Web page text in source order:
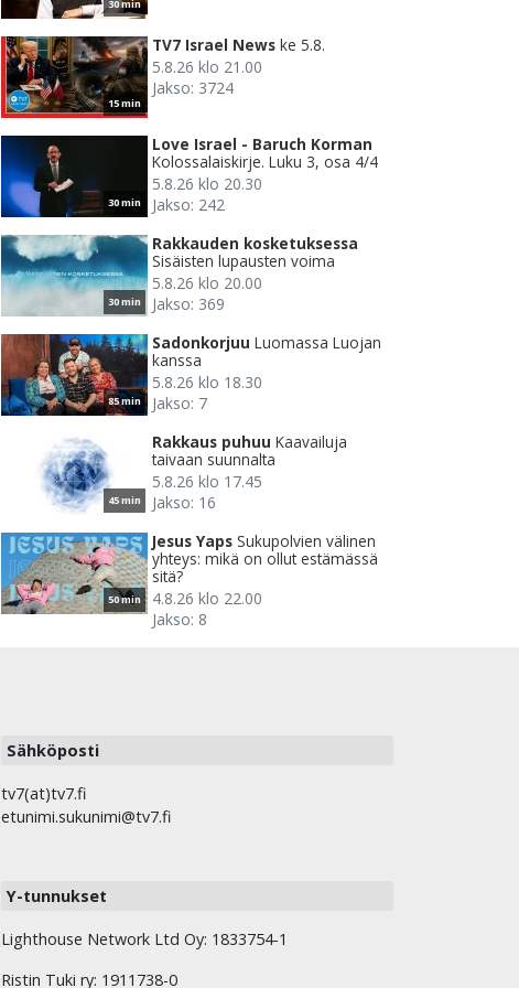
30 min
15 min
TV7 Israel News ke 5.8.
5.8.26 klo 21.00
Jakso: 3724
30 min
Love Israel - Baruch Korman
Kolossalaiskirje. Luku 3, osa 4/4
5.8.26 klo 20.30
Jakso: 242
30 min
Rakkauden kosketuksessa
Sisäisten lupausten voima
5.8.26 klo 20.00
Jakso: 369
85 min
Sadonkorjuu Luomassa Luojan
kanssa
5.8.26 klo 18.30
Jakso: 7
45 min
Rakkaus puhuu Kaavailuja
taivaan suunnalta
5.8.26 klo 17.45
Jakso: 16
50 min
Jesus Yaps Sukupolvien välinen
yhteys: mikä on ollut estämässä
sitä?
4.8.26 klo 22.00
Jakso: 8
Sähköposti
tv7(at)tv7.fi
etunimi.sukunimi@tv7.fi
Y-tunnukset
Lighthouse Network Ltd Oy: 1833754-1
Ristin Tuki ry: 1911738-0